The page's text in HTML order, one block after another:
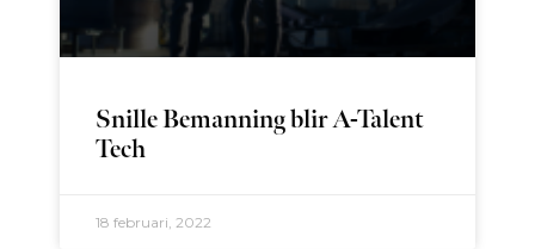
Snille Bemanning blir A-Talent
Tech
18 februari, 2022